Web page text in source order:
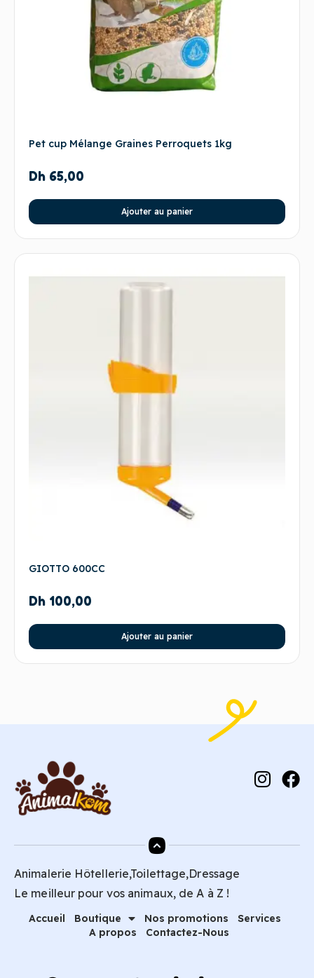
Pet cup Mélange Graines Perroquets 1kg
Dh 65,00
Ajouter au panier
GIOTTO 600CC
Dh 100,00
Ajouter au panier
Animalerie Hôtellerie,Toilettage,Dressage
Le meilleur pour vos animaux, de A à Z !
Accueil Boutique Nos promotions
Services
A propos
Contactez-Nous